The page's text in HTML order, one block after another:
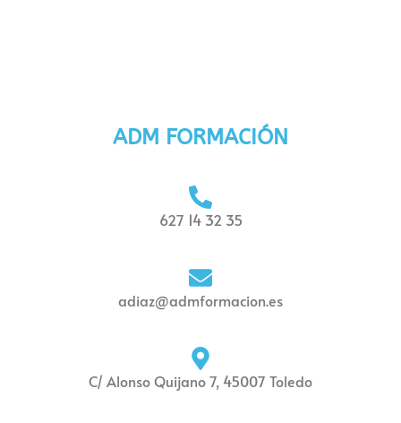
ADM FORMACIÓN
627 14 32 35
adiaz@admformacion.es
C/ Alonso Quijano 7, 45007 Toledo